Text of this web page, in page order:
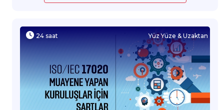
24 saat Yüz Yüze & Uzaktan